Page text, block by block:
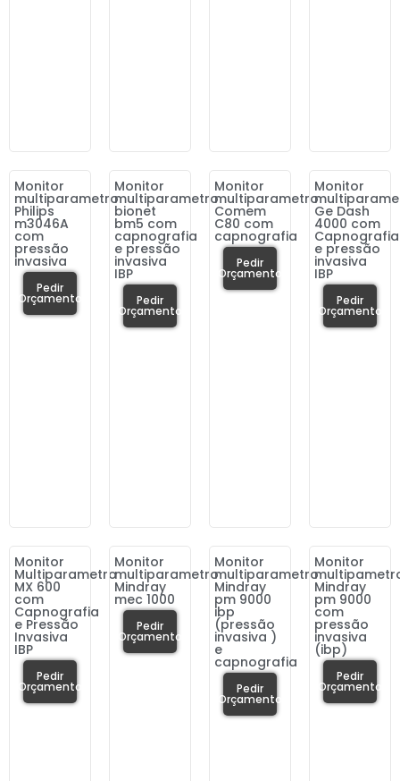
Monitor
multiparametro
Philips
m3046A
com
pressão
invasiva
Pedir
Orçamento
Monitor
multiparametro
bionet
bm5 com
capnografia
e pressão
invasiva
IBP
Pedir
Orçamento
Monitor
multiparametro
Comem
C80 com
capnografia
Pedir
Orçamento
Monitor
Ge Dash
4000 com
Capnografia
e pressão
invasiva
IBP
Pedir
Orçamento
Monitor
Multiparametro
MX 600
com
Capnografia
e Pressão
Invasiva
IBP
Pedir
Orçamento
Monitor
multiparametro
Mindray
mec 1000
Pedir
Orçamento
Monitor
multiparametro
Mindray
pm 9000
ibp
(pressão
invasiva )
e
capnografia
Pedir
Orçamento
Monitor
Mindray
pm 9000
com
pressão
invasiva
(ibp)
Pedir
Orçamento